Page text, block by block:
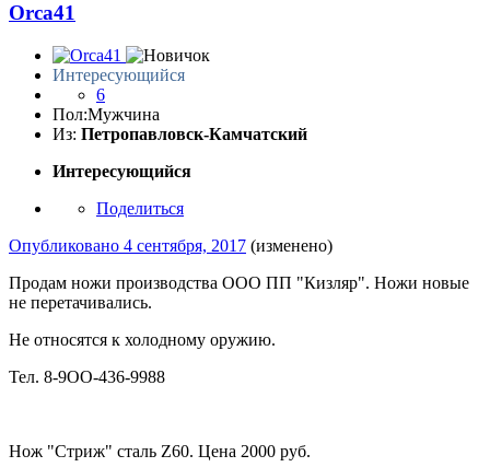
Orca41
Интересующийся
6
Пол:Мужчина
Из: Петропавловск-Камчатский
Интересующийся
Поделиться
Опубликовано 4 сентября, 2017 (изменено)
Продам ножи производства ООО ПП "Кизляр". Ножи новые
не перетачивались.
Не относятся к холодному оружию.
Тел. 8-9OO-436-9988
Нож "Стриж" сталь Z60. Цена 2000 руб.